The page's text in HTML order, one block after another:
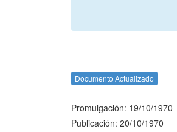
Documento Actualizado
Promulgación: 19/10/1970
Publicación: 20/10/1970